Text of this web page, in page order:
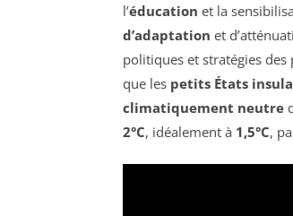
l’éducation et la
d’adaptation et
politiques et stratégies
que les petits États
climatiquement neutre
2°C, idéalement à 1,5°C,